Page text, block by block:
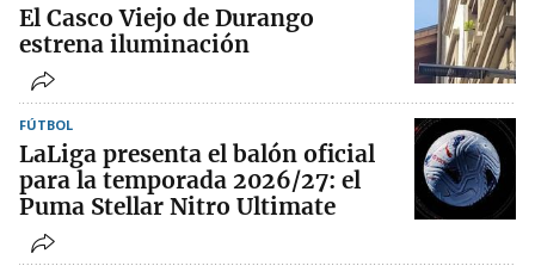
El Casco Viejo de Durango
estrena iluminación
FÚTBOL
LaLiga presenta el balón oficial
para la temporada 2026/27: el
Puma Stellar Nitro Ultimate